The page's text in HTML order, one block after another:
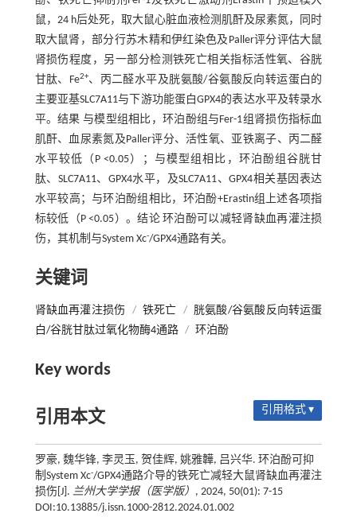
鼠，24 h后处死，取大鼠心脏血液检测肌酐及尿素氮，同时
取大鼠肾，部分行苏木精和伊红染色及Paller评分评估大鼠
肾损伤程度，另一部分检测铁死亡相关指标活性氧、谷胱
甘肽、Fe2+、丙二醛水平及胱氨酸/谷氨酸反向转运蛋白的
主要亚基SLC7A11与下游功能蛋白GPX4的表达水平及转录水
平。结果 与模型组相比，环泊酚组与Fer-1组肾损伤指标血
肌酐、血尿素氮及Paller评分、活性氧、亚铁离子、丙二醛
水平较低（P <0.05）；与模型组相比，环泊酚组谷胱甘
肽、SLC7A11、GPX4水平，及SLC7A11、GPX4相关基因表达
水平较高；与环泊酚组相比，环泊酚+Erastin组上述各项指
标较低（P <0.05）。结论 环泊酚可以减轻肾缺血再灌注损
伤，其机制与System Xc-/GPX4通路有关。
关键词
肾缺血再灌注损伤 / 铁死亡 / 胱氨酸/谷氨酸反向转运蛋
白/谷胱甘肽过氧化物酶4通路 / 环泊酚
Key words
引用本文 引用格式 ▾
罗豪, 魏华锋, 李灵玉, 贺佳辉, 姚雅韡, 吕兴华. 环泊酚可抑
制System Xc-/GPX4通路介导的铁死亡减轻大鼠肾缺血再灌注
损伤[J]. 兰州大学学报（医学版） , 2024, 50(01): 7-15
DOI:10.13885/j.issn.1000-2812.2024.01.002